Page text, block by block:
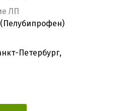
ЛП
(Пелубипрофен)
Петербург,